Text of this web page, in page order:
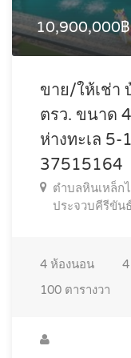
10,900,000฿
ขาย/ให้เช่า
ตรว. ขนาด
ห่างทะเล
37515164
ตำบลหินเหล็ก
ประจวบคีรีขันธ์
4 ห้องนอน 4
100 ตารางวา